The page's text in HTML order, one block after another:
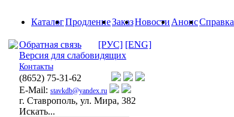
КаталогПродлениеЗаказНовости АнонсСправка
Обратная связь [РУС] [ENG]
Версия для слабовидящих
Контакты
(8652) 75-31-62
E-Mail: stavkdb@yandex.ru
г. Ставрополь, ул. Мира, 382
Искать...